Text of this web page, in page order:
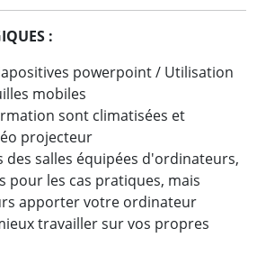
:
powerpoint / Utilisation
mobiles
sont climatisées et
projecteur
des salles équipées d'ordinateurs,
pour les cas pratiques, mais
apporter votre ordinateur
travailler sur vos propres